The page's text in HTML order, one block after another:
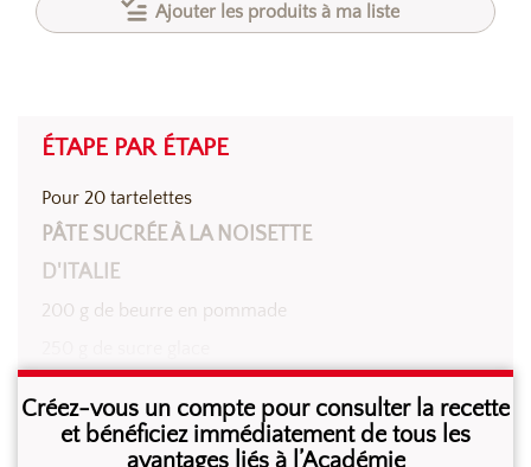
Ajouter les produits à ma liste
ÉTAPE PAR ÉTAPE
Pour 20 tartelettes
PÂTE SUCRÉE À LA NOISETTE
D'ITALIE
200 g de beurre en pommade
Sébalcé
100 g d’oeufs
Créez-vous un compte pour consulter la recette
et bénéficiez immédiatement de tous les
avantages liés à l’Académie